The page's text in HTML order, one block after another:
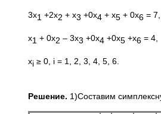
3x1 +2x2 + x3 +0x4 + x5 + 0x6 = 7,
x1 + 0x2 – 3x3 +0x4 +0x5 +x6 = 4,
xi ≥ 0, i = 1, 2, 3, 4, 5, 6.
Решение. 1)Составим